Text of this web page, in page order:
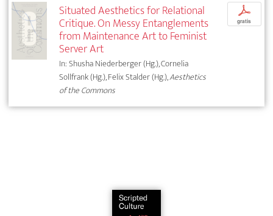
Situated Aesthetics for Relational
Critique. On Messy Entanglements
from Maintenance Art to Feminist
Server Art
In: Shusha Niederberger (Hg.), Cornelia
Sollfrank (Hg.), Felix Stalder (Hg.),Aesthetics
of the Commons
p
gratis